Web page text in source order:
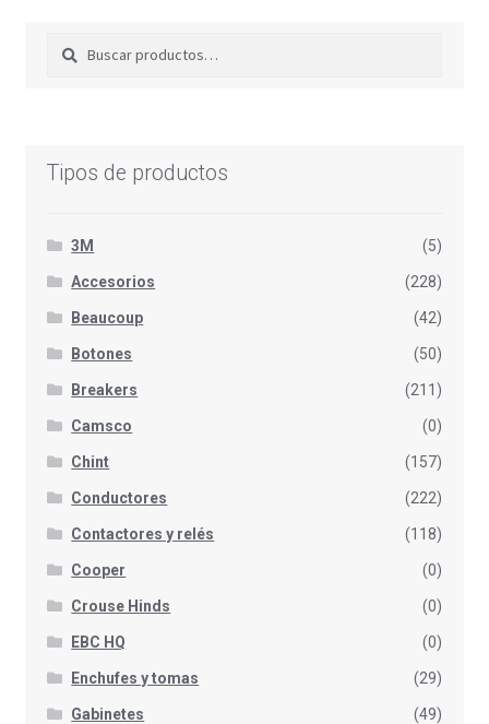
Buscar
Tipos de productos
3M (5)
Accesorios (228)
Beaucoup (42)
Botones (50)
Breakers (211)
Camsco (0)
Chint (157)
Conductores (222)
Contactores y relés (118)
Cooper (0)
Crouse Hinds (0)
EBC HQ (0)
Enchufes y tomas (29)
Gabinetes (49)